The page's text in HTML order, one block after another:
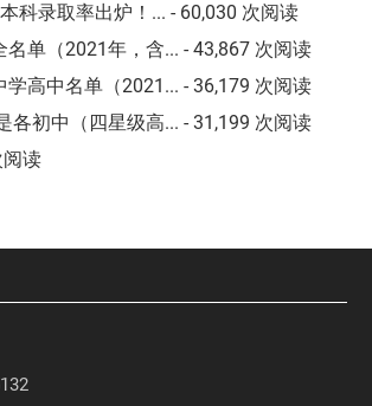
科录取率出炉！... - 60,030 次阅读
名单（2021年，含... - 43,867 次阅读
学高中名单（2021... - 36,179 次阅读
各初中（四星级高... - 31,199 次阅读
阅读